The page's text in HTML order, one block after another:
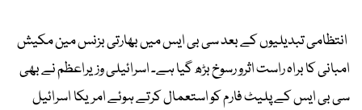
انتظامی تبدیلیوں کے بعد سی بی ایس میں بھارتی بزنس مین مکیش
امبانی کا براہ راست اثرو رسوخ بڑھ گیا ہے۔ اسرائیلی وزیراعظم نے بھی
سی بی ایس کے پلیٹ فارم کو استعمال کرتے ہوئے امریکا اسرائیل